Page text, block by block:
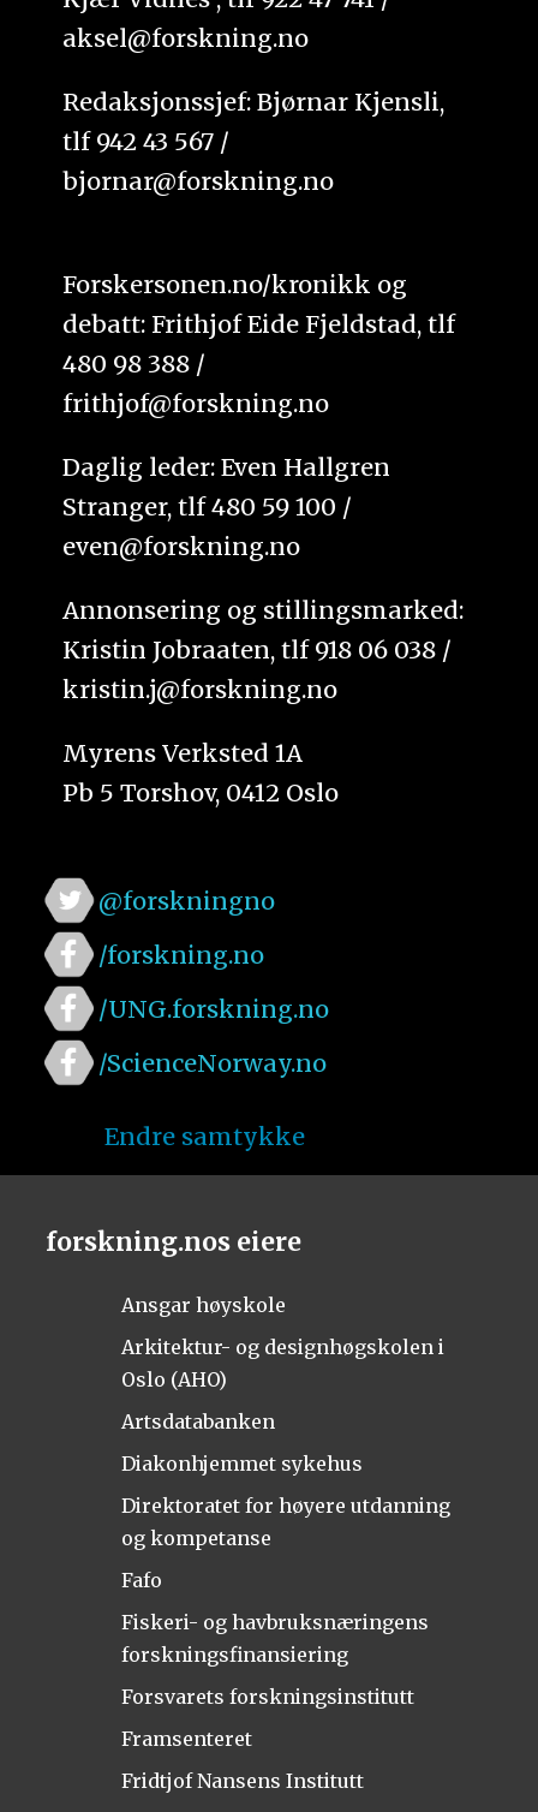
aksel@forskning.no
Redaksjonssjef: Bjørnar Kjensli,
tlf 942 43 567 /
bjornar@forskning.no
Forskersonen.no/kronikk og
debatt: Frithjof Eide Fjeldstad, tlf
480 98 388 /
frithjof@forskning.no
Daglig leder: Even Hallgren
Stranger, tlf 480 59 100 /
even@forskning.no
Annonsering og stillingsmarked:
Kristin Jobraaten, tlf 918 06 038 /
kristin.j@forskning.no
Myrens Verksted 1A
Pb 5 Torshov, 0412 Oslo
@forskningno
/forskning.no
/UNG.forskning.no
/ScienceNorway.no
Endre samtykke
forskning.nos eiere
Ansgar høyskole
Arkitektur- og designhøgskolen i
Oslo (AHO)
Artsdatabanken
Diakonhjemmet sykehus
Direktoratet for høyere utdanning
og kompetanse
Fafo
Fiskeri- og havbruksnæringens
forskningsfinansiering
Forsvarets forskningsinstitutt
Framsenteret
Fridtjof Nansens Institutt